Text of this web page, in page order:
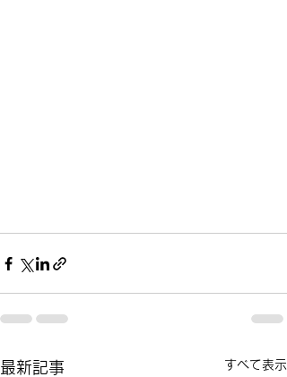
最新記事 すべて表示